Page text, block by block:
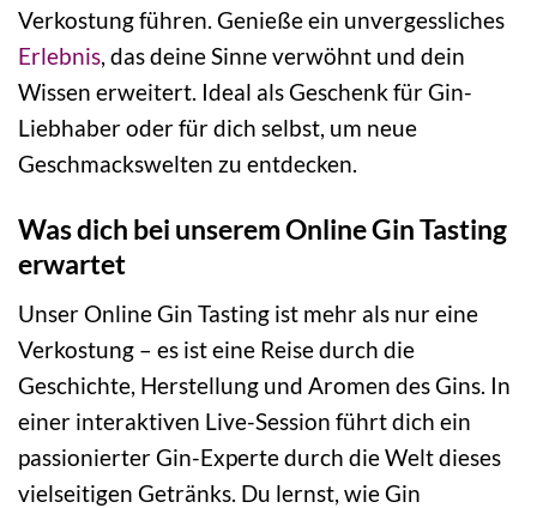
Verkostung führen. Genieße ein unvergessliches
Erlebnis, das deine Sinne verwöhnt und dein
Wissen erweitert. Ideal als Geschenk für Gin-
Liebhaber oder für dich selbst, um neue
Geschmackswelten zu entdecken.
Was dich bei unserem Online Gin Tasting
erwartet
Unser Online Gin Tasting ist mehr als nur eine
Verkostung – es ist eine Reise durch die
Geschichte, Herstellung und Aromen des Gins. In
einer interaktiven Live-Session führt dich ein
passionierter Gin-Experte durch die Welt dieses
vielseitigen Getränks. Du lernst, wie Gin